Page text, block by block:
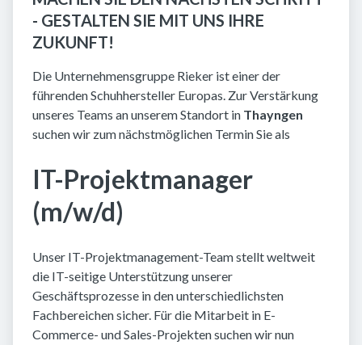
- GESTALTEN SIE MIT UNS IHRE
ZUKUNFT!
Die Unternehmensgruppe Rieker ist einer der
führenden Schuhhersteller Europas. Zur Verstärkung
unseres Teams an unserem Standort in Thayngen
suchen wir zum nächstmöglichen Termin Sie als
IT-Projektmanager
(m/w/d)
Unser IT-Projektmanagement-Team stellt weltweit
die IT-seitige Unterstützung unserer
Geschäftsprozesse in den unterschiedlichsten
Fachbereichen sicher. Für die Mitarbeit in E-
Commerce- und Sales-Projekten suchen wir nun